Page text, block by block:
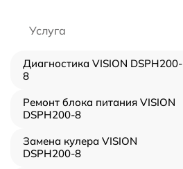
Услуга
Диагностика VISION DSPH200-
8
Ремонт блока питания VISION
DSPH200-8
Замена кулера VISION
DSPH200-8